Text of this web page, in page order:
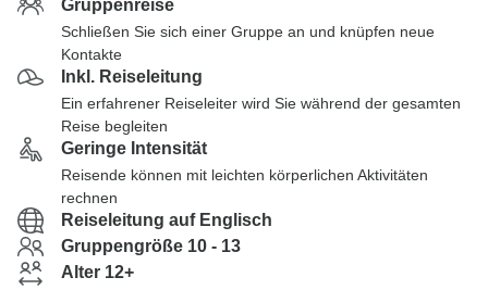
Gruppenreise
Schließen Sie sich einer Gruppe an und knüpfen neue
Kontakte
Inkl. Reiseleitung
Ein erfahrener Reiseleiter wird Sie während der gesamten
Reise begleiten
Geringe Intensität
Reisende können mit leichten körperlichen Aktivitäten
rechnen
Reiseleitung auf Englisch
Gruppengröße 10 - 13
Alter 12+